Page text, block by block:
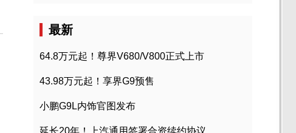
最新
64.8万元起！尊界V680/V800正式上市
43.98万元起！享界G9预售
小鹏G9L内饰官图发布